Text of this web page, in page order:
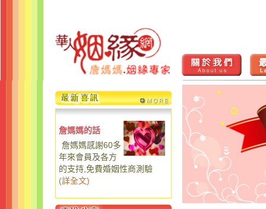
詹媽媽的話
詹媽媽感謝60多
年來會員及各方
的支持,免費婚姻性商測驗
(詳全文)